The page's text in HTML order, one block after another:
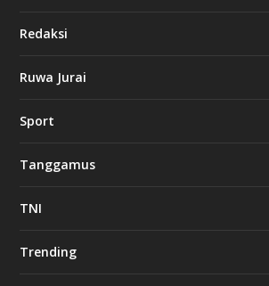
Redaksi
Ruwa Jurai
Sport
Tanggamus
TNI
Trending